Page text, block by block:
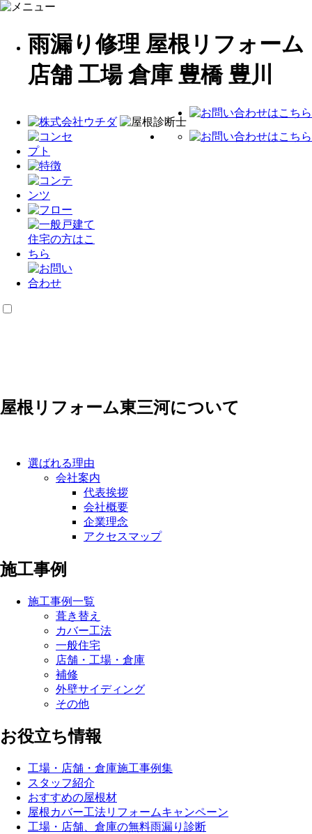
雨漏り修理 屋根リフォーム
店舗 工場 倉庫 豊橋 豊川
屋根リフォーム東三河について
選ばれる理由
会社案内
代表挨拶
会社概要
企業理念
アクセスマップ
施工事例
施工事例一覧
葺き替え
カバー工法
一般住宅
店舗・工場・倉庫
補修
外壁サイディング
その他
お役立ち情報
工場・店舗・倉庫施工事例集
スタッフ紹介
おすすめの屋根材
屋根カバー工法リフォームキャンペーン
工場・店舗、倉庫の無料雨漏り診断